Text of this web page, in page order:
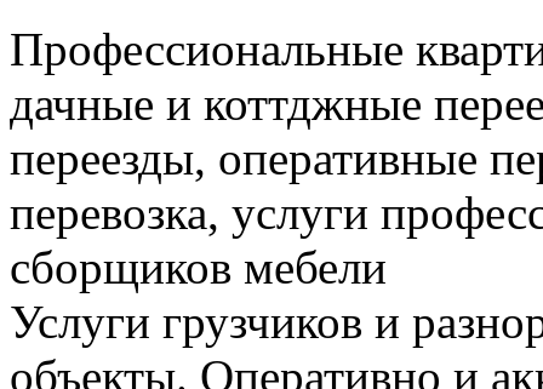
Профессиональные
дачные и коттджные
переезды, оперативные
перевозка, услуги
сборщиков мебели
Услуги грузчиков и
объекты. Оперативно и